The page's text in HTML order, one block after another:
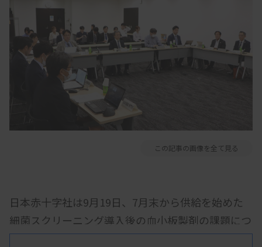
この記事の画像を全て見る
日本赤十字社は9月19日、7月末から供給を始めた
細菌スクリーニング導入後の血小板製剤の課題につ
いて、厚生労働省の運営委員会に報告した。この中